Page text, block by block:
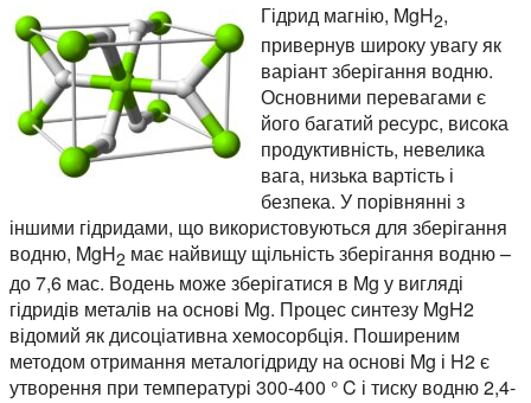
Гідрид магнію, MgH2,
привернув широку увагу як
варіант зберігання водню.
Основними перевагами є
його багатий ресурс, висока
продуктивність, невелика
вага, низька вартість і
безпека. У порівнянні з
іншими гідридами, що використовуються для зберігання
водню, MgH2 має найвищу щільність зберігання водню –
до 7,6 мас. Водень може зберігатися в Mg у вигляді
гідридів металів на основі Mg. Процес синтезу MgH2
відомий як дисоціативна хемосорбція. Поширеним
методом отримання металогідриду на основі Mg і H2 є
утворення при температурі 300-400 ° C і тиску водню 2,4-